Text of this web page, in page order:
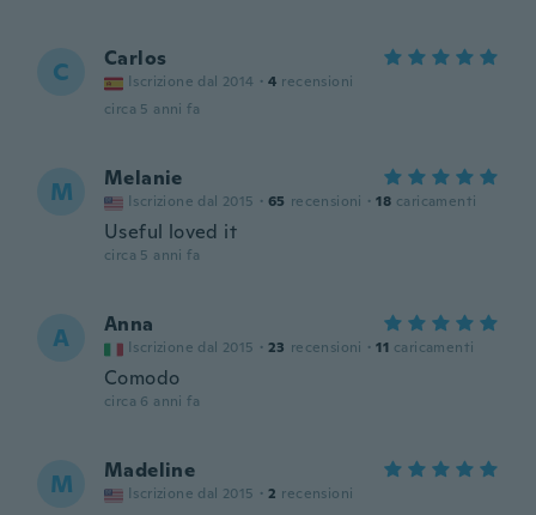
C Carlos
Iscrizione dal 2014 · 4 recensioni
circa 5 anni fa
M Melanie
Iscrizione dal 2015 · 65 recensioni · 18 caricamenti
Useful loved it
circa 5 anni fa
A Anna
Iscrizione dal 2015 · 23 recensioni · 11 caricamenti
Comodo
circa 6 anni fa
M Madeline
Iscrizione dal 2015 · 2 recensioni